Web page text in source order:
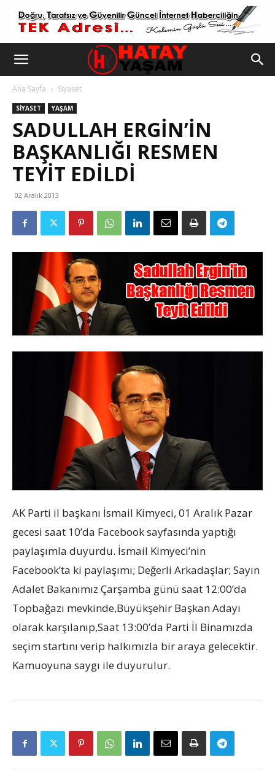
Ana Sayfa Siyaset
SIYASET YAŞAM
SADULLAH ERGIN’IN
BAŞKANLIĞI RESMEN
TEYIT EDILDI
02 Aralık 2013
AK Parti il başkanı İsmail Kimyeci, 01 Aralık Pazar
gecesi saat 10’da Facebook sayfasında yaptığı
paylaşımla duyurdu. İsmail Kimyeci’nin
Facebook’ta ki paylaşımı; Değerli Arkadaşlar; Sayın
Adalet Bakanımız Çarşamba günü saat 12:00’da
Topbağazı mevkinde,Büyükşehir Başkan Adayı
olarak karşılanıp,Saat 13:00’da Parti İl Binamızda
seçim startını verip halkımızla bir araya gelecektir.
Kamuoyuna saygı ile duyurulur.